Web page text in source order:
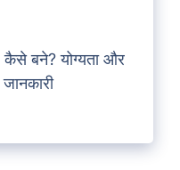
कैसे बने? योग्यता और